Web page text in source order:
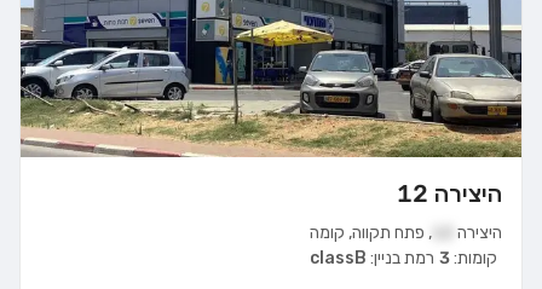
היצירה 12
היצירה , פתח תקווה, קומה
רמת בניין: classB קומות:3